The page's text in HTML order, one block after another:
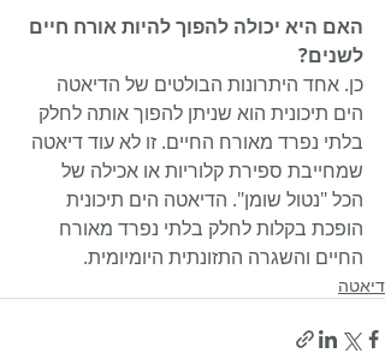
האם היא יכולה להפוך להיות אורח חיים
לשנים?
כן. אחד היתרונות הבולטים של הדיאטה
הים תיכונית הוא שניתן להפוך אותה לחלק
בלתי נפרד מאורח החיים. זו לא עוד דיאטה
שמחייבת ספירת קלוריות או אכילה של
הכל "נטול שומן". הדיאטה הים תיכונית
הופכת בקלות לחלק בלתי נפרד מאורח
החיים והשגרה התזונתית היומיומית.
דיאטה